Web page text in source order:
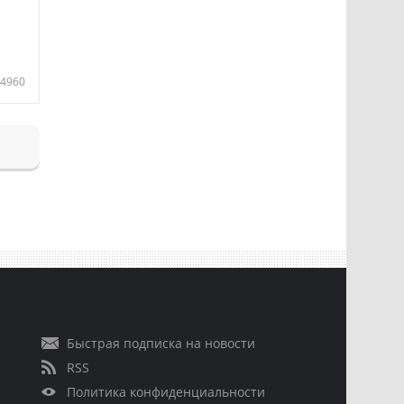
4960
Быстрая подписка на новости
RSS
Политика конфиденциальности